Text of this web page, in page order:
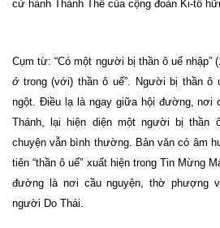
cử hành Thánh Thể của cộng đoàn Ki-tô
Cụm từ: “Có một người bị thần ô uế nhập”
ở trong (với) thần ô uế”. Người bị thần ô
ngột. Điều lạ là ngay giữa hội đường, nơi
Thánh, lại hiện diện một người bị thần
chuyện vẫn bình thường. Bản văn có âm
tiên “thần ô uế” xuất hiện trong Tin Mừng
đường là nơi cầu nguyện, thờ phượng
người Do Thái.